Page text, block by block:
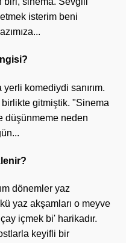
isterim beni
yerli komediydi sanırım.
birlikte gitmiştik. "Sinema
düşünmeme neden
dönemler yaz
yaz akşamları o meyve
içmek bi' harikadır.
keyifli bir